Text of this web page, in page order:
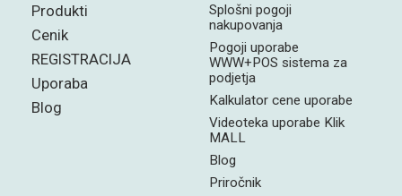
Produkti
Cenik
REGISTRACIJA
Uporaba
Blog
Splošni pogoji
nakupovanja
Pogoji uporabe
WWW+POS sistema za
podjetja
Kalkulator cene uporabe
Videoteka uporabe Klik
MALL
Blog
Priročnik